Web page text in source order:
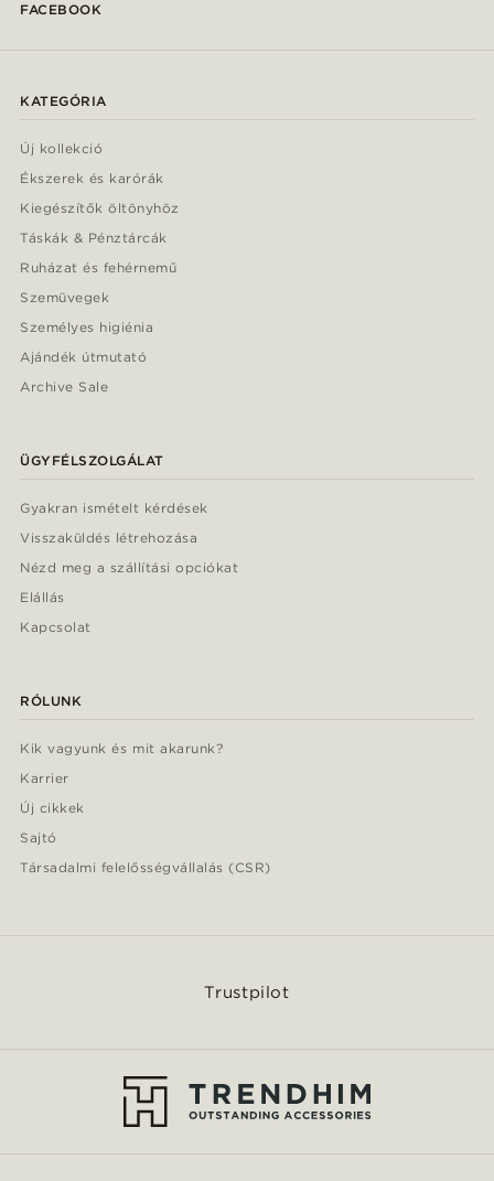
FACEBOOK
KATEGÓRIA
Új kollekció
Ékszerek és karórák
Kiegészítők öltönyhöz
Táskák & Pénztárcák
Ruházat és fehérnemű
Szemüvegek
Személyes higiénia
Ajándék útmutató
Archive Sale
ÜGYFÉLSZOLGÁLAT
Gyakran ismételt kérdések
Visszaküldés létrehozása
Nézd meg a szállítási opciókat
Elállás
Kapcsolat
RÓLUNK
Kik vagyunk és mit akarunk?
Karrier
Új cikkek
Sajtó
Társadalmi felelősségvállalás (CSR)
Trustpilot